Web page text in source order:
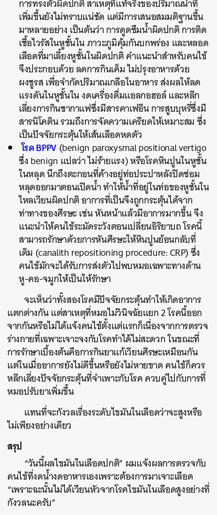
การทรงตัวผิดปกติ สาเหตุที่แท้จริงของปริมาณน้ำที่
เพิ่มขึ้นยังไม่ทราบแน่ชัด แต่มีการเสนอสมมติฐานขึ้น
มาหลายอย่าง เป็นต้นว่า การดูดซึมน้ำผิดปกติ การติด
เชื้อไวรัสในหูชั้นใน ภาวะภูมิคุ้มกันบกพร่อง และหลอด
เลือดที่มาเลี้ยงหูชั้นในผิดปกติ คำแนะนำสำหรับคนไข้
จึงประกอบด้วย ลดการกินเค็ม ไม่ปรุงอาหารด้วย
ผงชูรส เพื่อจำกัดปริมาณเกลือในอาหาร ส่งผลให้ลด
แรงดันในหูชั้นใน งดเครื่องดื่มแอลกอฮอล์ และหลีก
เลี่ยงการกินชากาแฟซึ่งมีสารคาเฟอีน การสูบบุหรี่ซึ่งมี
สารนิโคติน รวมถึงการจัดความเครียดให้เหมาะสม ซึ่ง
เป็นปัจจัยกระตุ้นให้เส้นเลือดหดตัว
โรค BPPV(benign paroxysmal positional vertigo
ซึ่ง benign แปลว่า ไม่ร้ายแรง) หรือโรคหินปูนในหูชั้น
ในหลุด นึกถึงตะกอนที่ค้างอยู่ท่อประปาหลังปิดซ่อม
หลุดออกมาตอนเปิดน้ำ ทำให้น้ำที่อยู่ในท่อของหูชั้นใน
ไหลเวียนผิดปกติ อาการที่เป็นจึงถูกกระตุ้นได้จาก
ท่าทางของศีรษะ เช่น หันหน้าแล้วมีอาการมากขึ้น จึง
แนะนำให้คนไข้ระมัดระวังตอนเปลี่ยนอิริยาบถ โรคนี้
สามารถรักษาด้วยการหันศีรษะให้หินปูนย้อนกลับที่
เดิม (canalith repositioning procedure: CRP) ซึ่ง
คนไข้มักจะได้รับการส่งตัวไปพบหมอเฉพาะทางด้าน
หู-คอ-จมูกให้เป็นให้รักษา
จะเห็นว่าทั้งสองโรคมีปัจจัยกระตุ้นทำให้เกิดอาการ
แตกต่างกัน แต่สาเหตุที่หมอไม่วินิจฉัยแยก 2 โรคนี้ออก
จากกันหรือไม่ได้แจ้งคนไข้ตั้งแต่แรกก็เนื่องจากการตรวจ
ร่างกายที่เฉพาะเจาะจงกับโรคทำได้ไม่สะดวก ในขณะที่
การรักษาเบื้องต้นคือการกินยาแก้เวียนศีรษะเหมือนกัน
แต่ในเมื่ออาการยังไม่ดีขึ้นหรือยังไม่หายขาด คนไข้ก็ควร
หลีกเลี่ยงปัจจัยกระตุ้นที่จำเพาะกับโรค ควบคู่ไปกับการที่
หมอปรับยาเพิ่มขึ้น
แทนที่จะกังวลเรื่องระดับไขมันในเลือดว่าจะสูงหรือ
ไม่เพียงอย่างเดียว
สรุป
“วันนี้ผลไขมันในเลือดปกติ” ผมแจ้งผลการตรวจกับ
คนไข้ที่งดน้ำงดอาหารเองเพราะต้องการมาเจาะเลือด
“เพราะฉะนั้นไม่ได้เวียนหัวจากโรคไขมันในเลือดสูงอย่างที่
กังวลนะครับ”